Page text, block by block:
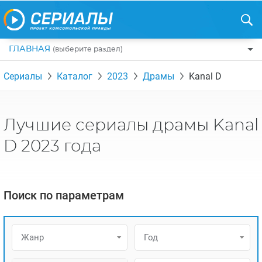
ГЛАВНАЯ (выберите раздел)
ПО ЖАНРАМ
КОМЕДИИ
УЖАСЫ
ФЭНТЕЗИ
ДЕТЕКТИВЫ
КРИМИНАЛ
ТУРЦИЯ
КАНАДА
РЕЦЕНЗИИ
НА ВЫХОДНЫЕ
АЗИАТСКИЕ СЕРИАЛЫ
ИНТЕРВЬЮ
Сериалы Каталог 2023 Драмы Kanal D
Лучшие сериалы драмы Kanal
D 2023 года
Поиск по параметрам
Жанр Год